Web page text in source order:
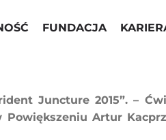
FUNDACJA
Juncture 2015”. –
Artur